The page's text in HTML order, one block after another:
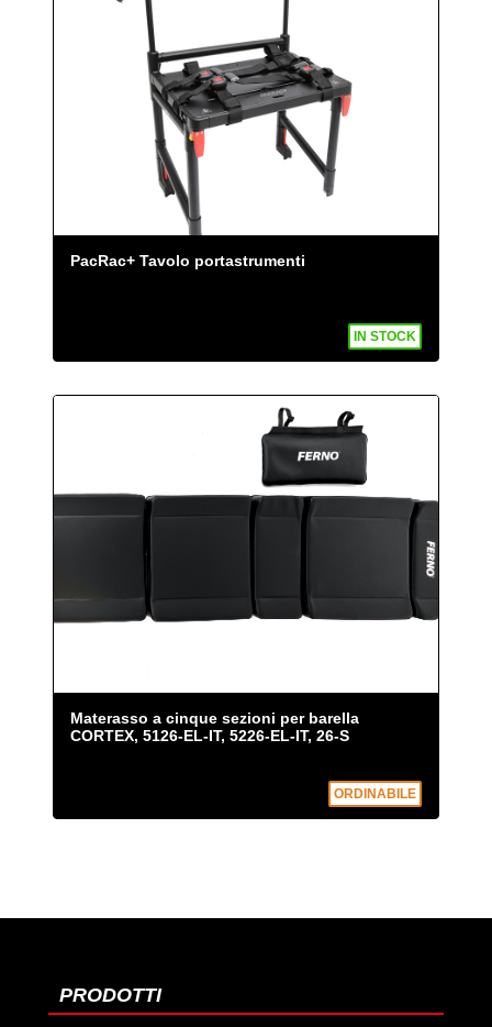
PacRac+ Tavolo portastrumenti
IN STOCK
Materasso a cinque sezioni per barella
CORTEX, 5126-EL-IT, 5226-EL-IT, 26-S
ORDINABILE
PRODOTTI